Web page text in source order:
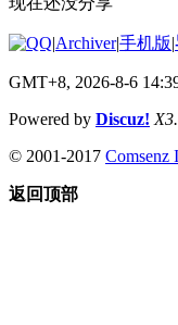
|Archiver|手机版|
GMT+8, 2026-8-6
Powered by Discuz!
© 2001-2017 Comsenz
返回顶部